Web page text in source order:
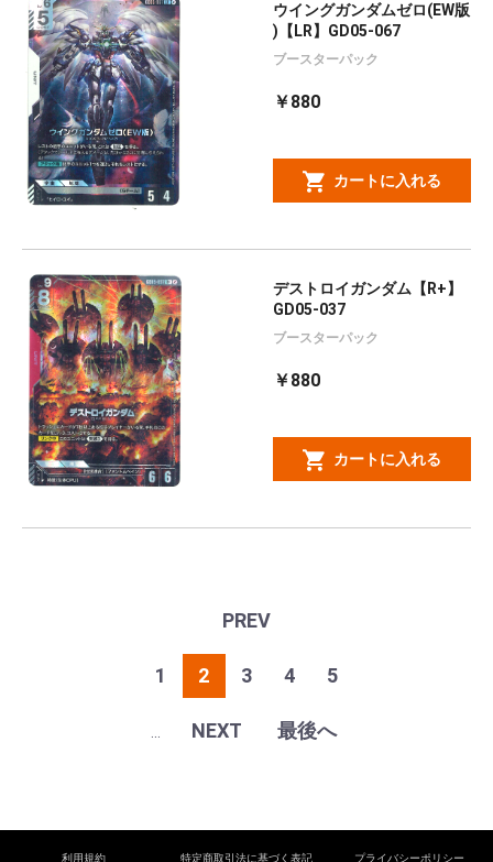
ウイングガンダムゼロ(EW版
)【LR】GD05-067
ブースターパック
￥880
カートに入れる
デストロイガンダム【R+】
GD05-037
ブースターパック
￥880
カートに入れる
PREV
1 2 3 4 5
NEXT 最後へ
利用規約 特定商取引法に基づく表記 プライバシーポリシー